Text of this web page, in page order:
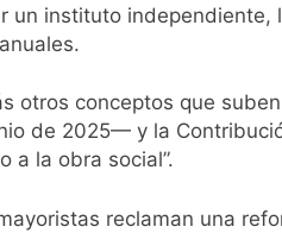
2 Días Atrás
La Línea 148 pasó a ser
un instituto
otros conceptos que
de 2025— y la
a la obra social”.
reclaman una